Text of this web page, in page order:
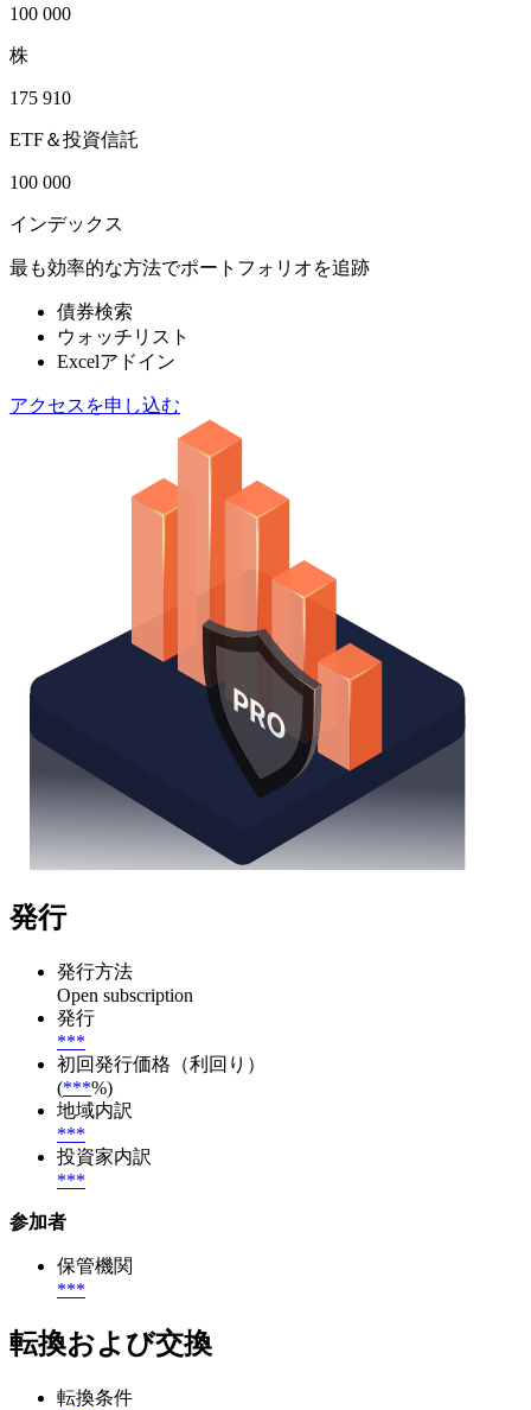
100 000
株
175 910
ETF＆投資信託
100 000
インデックス
最も効率的な方法でポートフォリオを追跡
債券検索
ウォッチリスト
Excelアドイン
アクセスを申し込む
発行
発行方法
Open subscription
発行
***
初回発行価格（利回り）
(***%)
地域内訳
***
投資家内訳
***
参加者
保管機関
***
転換および交換
転換条件